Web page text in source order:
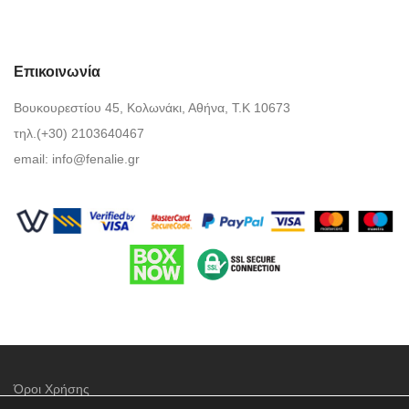
Επικοινωνία
Βουκουρεστίου 45, Κολωνάκι, Αθήνα, Τ.Κ 10673
τηλ.(+30) 2103640467
email: info@fenalie.gr
Όροι Χρήσης